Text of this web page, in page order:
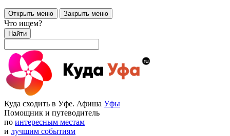
Открыть меню Закрыть меню
Что ищем?
Найти
Куда сходить в Уфе. Афиша Уфы
Помощник и путеводитель
по интересным местам
и лучшим событиям